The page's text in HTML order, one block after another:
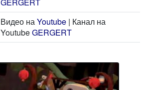
GERGERT
Видео наYoutube | Канал на
YoutubeGERGERT